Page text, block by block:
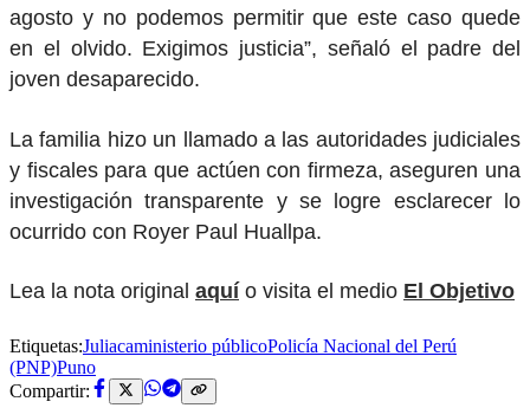
agosto y no podemos permitir que este caso quede
en el olvido. Exigimos justicia”, señaló el padre del
joven desaparecido.
La familia hizo un llamado a las autoridades judiciales
y fiscales para que actúen con firmeza, aseguren una
investigación transparente y se logre esclarecer lo
ocurrido con Royer Paul Huallpa.
Lea la nota original aquí o visita el medio El Objetivo
Etiquetas:Juliacaministerio públicoPolicía Nacional del Perú
(PNP)Puno
Compartir: